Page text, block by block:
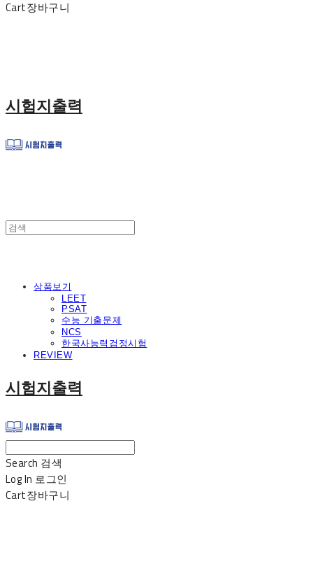
Cart장바구니
시험지출력
상품보기
LEET
PSAT
수능 기출문제
NCS
한국사능력검정시험
REVIEW
시험지출력
Search 검색
Log In 로그인
Cart장바구니